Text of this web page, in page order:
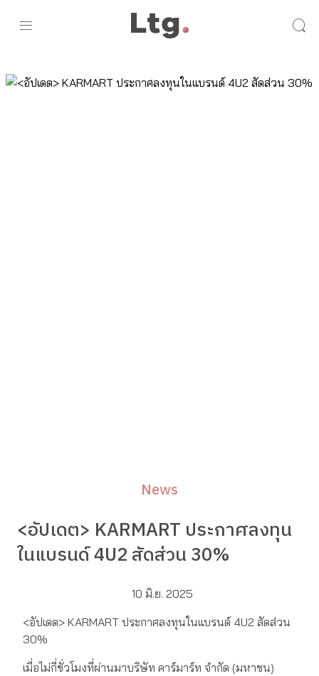
News
<อัปเดต> KARMART ประกาศลงทุน
ในแบรนด์ 4U2 สัดส่วน 30%
10 มิ.ย. 2025
<อัปเดต> KARMART ประกาศลงทุนในแบรนด์ 4U2 สัดส่วน
30%
เมื่อไม่กี่ชั่วโมงที่ผ่านมาบริษัท คาร์มาร์ท จำกัด (มหาชน)